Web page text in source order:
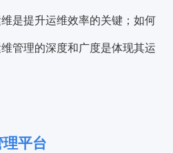
是提升运维效率的关键；如何
管理的深度和广度是体现其运
平台